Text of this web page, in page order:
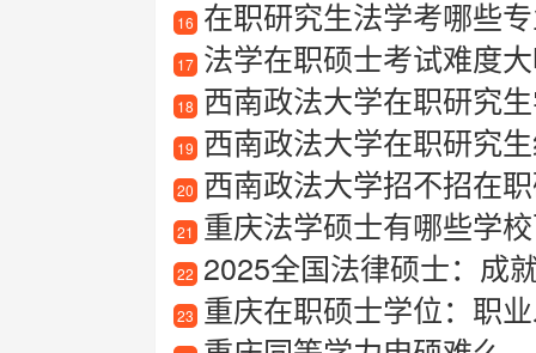
16 在职研究生法学考哪些
17 法学在职硕士考试难度
18 西南政法大学在职研究生
19 西南政法大学在职研究生
20 西南政法大学招不招在职
21 重庆法学硕士有哪些学校可
22 2025全国法律硕士：成
23 重庆在职硕士学位：职